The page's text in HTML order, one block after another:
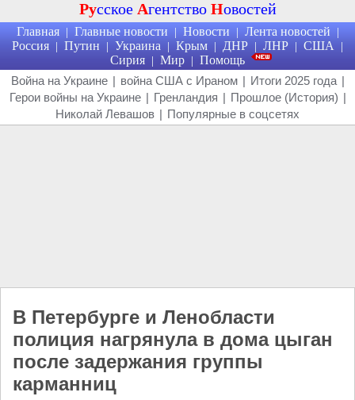
Русское Агентство Новостей
Главная | Главные новости | Новости | Лента новостей |
Россия | Путин | Украина | Крым | ДНР | ЛНР | США |
Сирия | Мир | Помощь
Война на Украине | война США с Ираном | Итоги 2025 года |
Герои войны на Украине | Гренландия | Прошлое (История) |
Николай Левашов | Популярные в соцсетях
В Петербурге и Ленобласти
полиция нагрянула в дома цыган
после задержания группы
карманниц